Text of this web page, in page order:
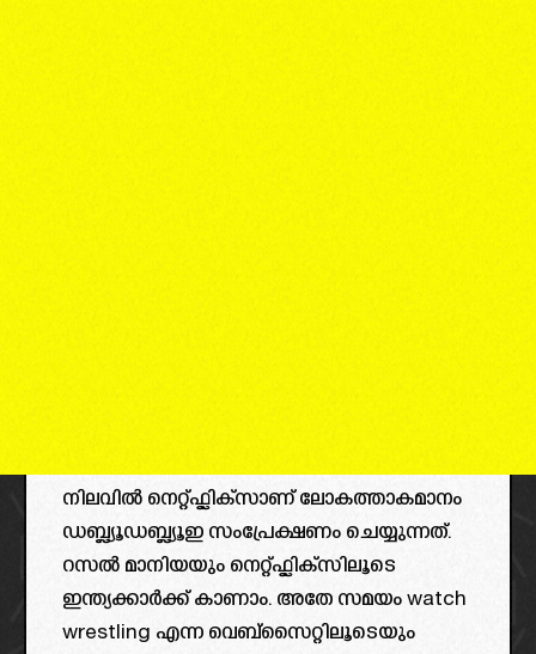
നിലവിൽ നെറ്റ്ഫ്ലിക്സാണ് ലോകത്താകമാനം
ഡബ്ല്യൂഡബ്ല്യൂഇ സംപ്രേക്ഷണം ചെയ്യുന്നത്.
റസൽ മാനിയയും നെറ്റ്ഫ്ലിക്സിലൂടെ
ഇന്ത്യക്കാർക്ക് കാണാം. അതേ സമയം watch
wrestling എന്ന വെബ്‌സൈറ്റിലൂടെയും